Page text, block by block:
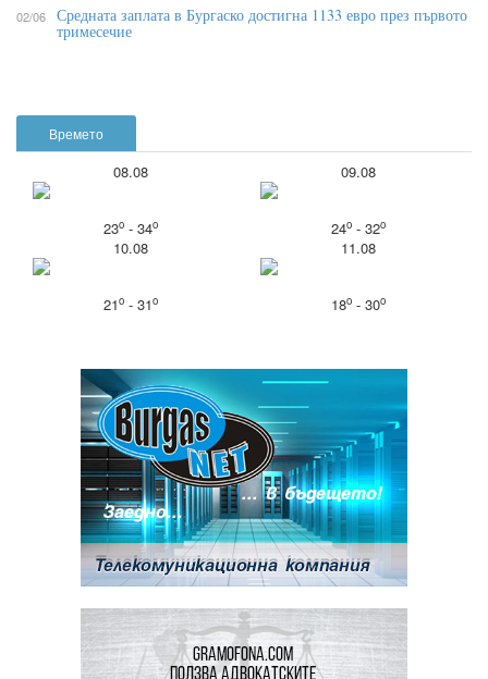
Времето
08.08
23o- 34o
09.08
24o- 32o
10.08
21o- 31o
11.08
18o- 30o
02/06 Средната заплата в Бургаско достигна 1133 евро през първото
тримесечие